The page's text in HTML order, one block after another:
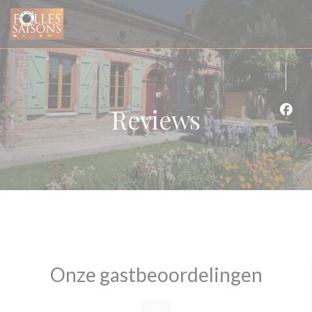
Cookies beheer paneel
Reviews
Onze gastbeoordelingen